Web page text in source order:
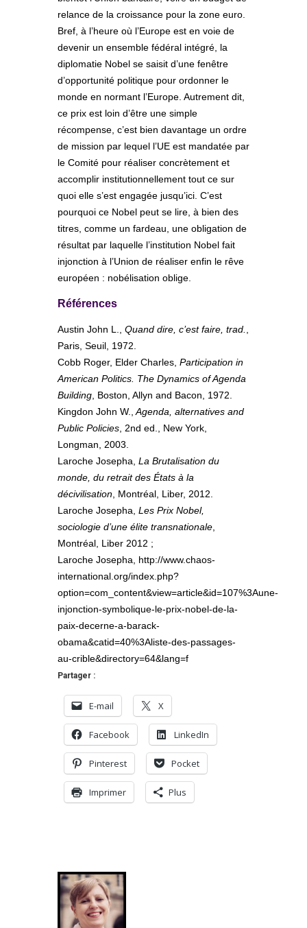
relance de la croissance pour la zone euro.
Bref, à l’heure où l’Europe est en voie de
devenir un ensemble fédéral intégré, la
diplomatie Nobel se saisit d’une fenêtre
d’opportunité politique pour ordonner le
monde en normant l’Europe. Autrement dit,
ce prix est loin d’être une simple
récompense, c’est bien davantage un ordre
de mission par lequel l’UE est mandatée par
le Comité pour réaliser concrètement et
accomplir institutionnellement tout ce sur
quoi elle s’est engagée jusqu’ici. C’est
pourquoi ce Nobel peut se lire, à bien des
titres, comme un fardeau, une obligation de
résultat par laquelle l’institution Nobel fait
injonction à l’Union de réaliser enfin le rêve
européen : nobélisation oblige.
Références
Austin John L., Quand dire, c’est faire, trad.
Paris, Seuil, 1972.
Cobb Roger, Elder Charles, Participation in
American Politics. The Dynamics of Agenda
Building , Boston, Allyn and Bacon, 1972.
Kingdon John W.,
Agenda, alternatives and
Public Policies , 2nd ed., New York,
Longman, 2003.
Laroche Josepha, La Brutalisation du
monde, du retrait des États à la
décivilisation , Montréal, Liber, 2012.
Laroche Josepha, Les Prix Nobel,
sociologie d’une élite transnationale
Montréal, Liber 2012 ;
Laroche Josepha, http://www.chaos-
international.org/index.php?
option=com_content&view=article&id=107%3Aune-
injonction-symbolique-le-prix-nobel-de-la-
paix-decerne-a-barack-
obama&catid=40%3Aliste-des-passages-
au-crible&directory=64&lang=f
Partager :
E-mail X
Facebook LinkedIn
Pinterest Pocket
Imprimer Plus